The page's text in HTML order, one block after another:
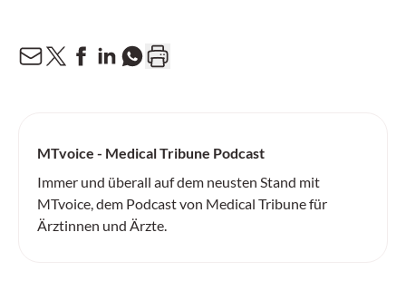
MTvoice - Medical Tribune Podcast
Immer und überall auf dem neusten Stand mit
MTvoice, dem Podcast von Medical Tribune für
Ärztinnen und Ärzte.